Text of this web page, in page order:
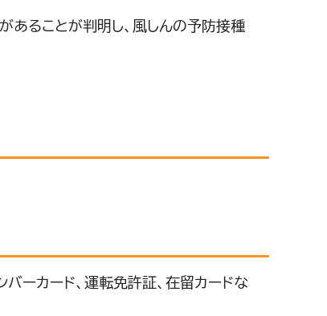
あることが判明し、風しんの予防接種
バーカード、運転免許証、在留カードな